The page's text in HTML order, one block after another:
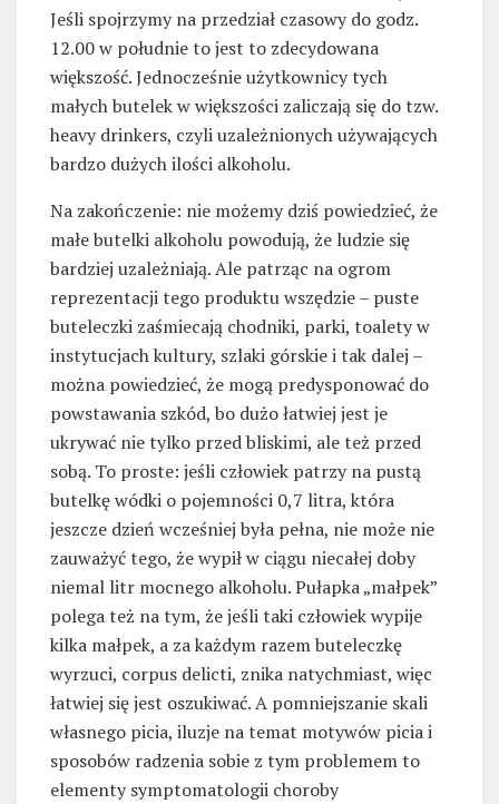
Jeśli spojrzymy na przedział czasowy do godz.
12.00 w południe to jest to zdecydowana
większość. Jednocześnie użytkownicy tych
małych butelek w większości zaliczają się do tzw.
heavy drinkers, czyli uzależnionych używających
bardzo dużych ilości alkoholu.
Na zakończenie: nie możemy dziś powiedzieć, że
małe butelki alkoholu powodują, że ludzie się
bardziej uzależniają. Ale patrząc na ogrom
reprezentacji tego produktu wszędzie – puste
buteleczki zaśmiecają chodniki, parki, toalety w
instytucjach kultury, szlaki górskie i tak dalej –
można powiedzieć, że mogą predysponować do
powstawania szkód, bo dużo łatwiej jest je
ukrywać nie tylko przed bliskimi, ale też przed
sobą. To proste: jeśli człowiek patrzy na pustą
butelkę wódki o pojemności 0,7 litra, która
jeszcze dzień wcześniej była pełna, nie może nie
zauważyć tego, że wypił w ciągu niecałej doby
niemal litr mocnego alkoholu. Pułapka „małpek”
polega też na tym, że jeśli taki człowiek wypije
kilka małpek, a za każdym razem buteleczkę
wyrzuci, corpus delicti, znika natychmiast, więc
łatwiej się jest oszukiwać. A pomniejszanie skali
własnego picia, iluzje na temat motywów picia i
sposobów radzenia sobie z tym problemem to
elementy symptomatologii choroby